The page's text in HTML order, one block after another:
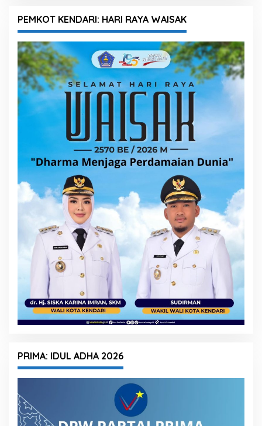
PEMKOT KENDARI: HARI RAYA WAISAK
PRIMA: IDUL ADHA 2026